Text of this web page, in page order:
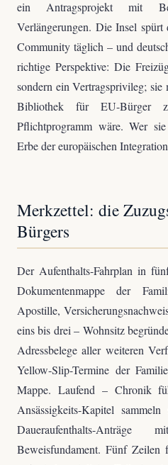
ein Antragsprojekt mit
Verlängerungen. Die Insel
Community täglich – und
richtige Perspektive: Die
sondern ein Vertragsprivileg; sie
Bibliothek für EU-
Pflichtprogramm wäre. Wer
Erbe der europäischen
Merkzettel: die
Bürgers
Der Aufenthalts-Fahrplan in
Dokumentenmappe der
Apostille,
eins bis drei – Wohnsitz
Adressbelege aller weiteren
Yellow-Slip-Termine der
Mappe. Laufend – Chronik
Ansässigkeits-Kapitel
Daueraufenthalts-
Beweisfundament. Fünf